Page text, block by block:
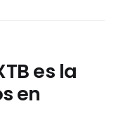
es la
en